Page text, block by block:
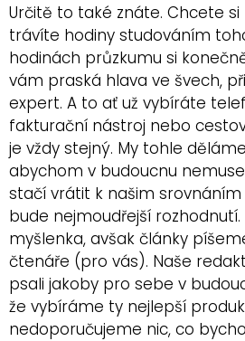
Určitě to také znáte. Chcete
trávíte hodiny studováním
hodinách průzkumu si
vám praská hlava ve švech,
expert. A to ať už vybíráte
fakturační nástroj nebo
je vždy stejný. My tohle
abychom v budoucnu
stačí vrátit k našim srovnáním
bude nejmoudřejší rozhodnutí.
myšlenka, avšak články
čtenáře (pro vás). Naše
psali jakoby pro sebe v
že vybíráme ty nejlepší
nedoporučujeme nic, co